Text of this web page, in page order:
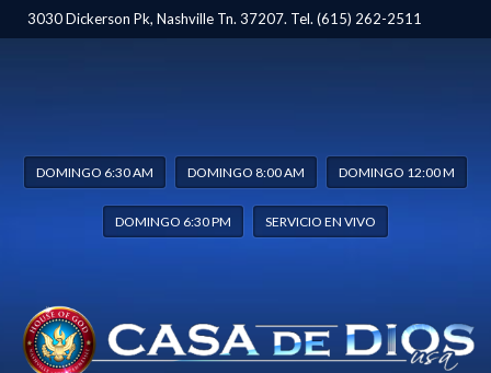
3030 Dickerson Pk, Nashville Tn. 37207. Tel. (615) 262-2511
DOMINGO 6:30 AM DOMINGO 8:00 AM DOMINGO 12:00 M
DOMINGO 6:30 PM SERVICIO EN VIVO